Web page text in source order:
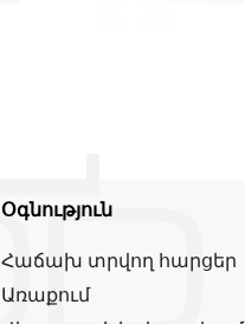
Օգնություն
Հաճախ տրվող հարցեր
Առաքում